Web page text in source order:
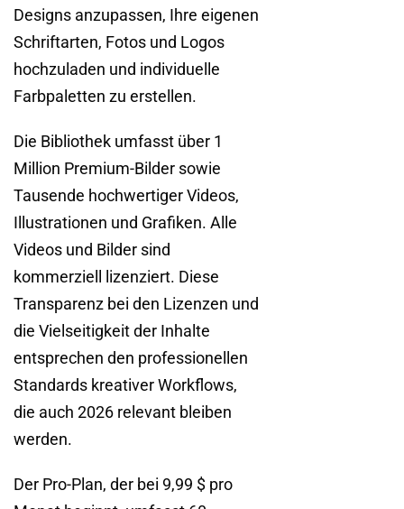
Designs anzupassen, Ihre eigenen
Schriftarten, Fotos und Logos
hochzuladen und individuelle
Farbpaletten zu erstellen.
Die Bibliothek umfasst über 1
Million Premium-Bilder sowie
Tausende hochwertiger Videos,
Illustrationen und Grafiken. Alle
Videos und Bilder sind
kommerziell lizenziert. Diese
Transparenz bei den Lizenzen und
die Vielseitigkeit der Inhalte
entsprechen den professionellen
Standards kreativer Workflows,
die auch 2026 relevant bleiben
werden.
Der Pro-Plan, der bei 9,99 $ pro